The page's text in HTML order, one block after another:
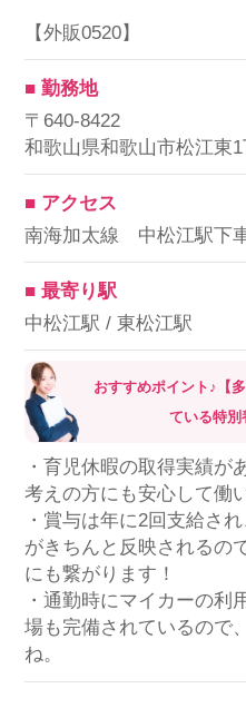
【外販0520】
■ 勤務地
〒640-8422
和歌山県和歌山市松江東
■ アクセス
南海加太線 中松江駅下
■ 最寄り駅
中松江駅 / 東松江駅
おすすめポイント♪【
ている特別
・育児休暇の取得実績が
考えの方にも安心して働
・賞与は年に2回支給さ
がきちんと反映されるの
にも繋がります！
・通勤時にマイカーの利
場も完備されているので
ね。